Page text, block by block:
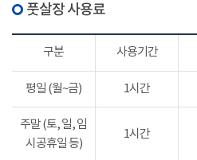
풋살장 사용료
구분 사용기간
평일 (월~금) 1시간
주말 (토, 일, 임
시공휴일 등)
1시간